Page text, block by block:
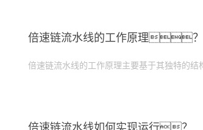
倍速链流水线的工作原理？
倍速链流水线的工作原理主要基于其独特
倍速链流水线如何实现运行？